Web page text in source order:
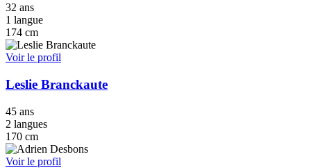
32 ans
1 langue
174 cm
Voir le profil
Leslie Branckaute
45 ans
2 langues
170 cm
Voir le profil